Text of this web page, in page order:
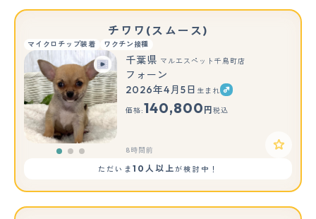
チワワ(スムース)
マイクロチップ装着 ワクチン接種
もっと見る
千葉県 マルエスペット千鳥町店
フォーン
2026年4月5日 生まれ
価格:140,800 円 税込
8時間前
ただいま 10人以上が検討中！